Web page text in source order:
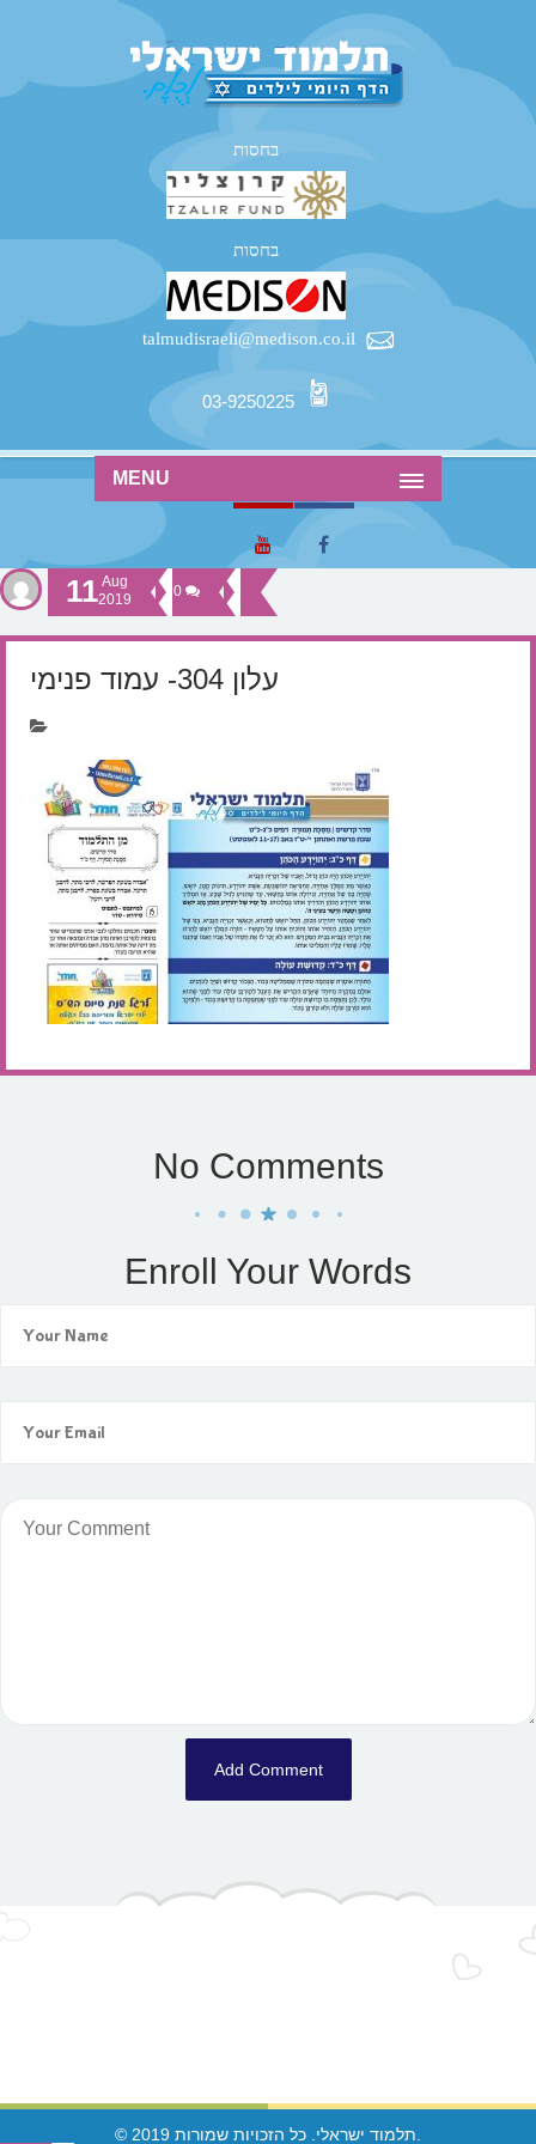
בחסות
בחסות
talmudisraeli@medison.co.il
03-9250225
MENU
11 Aug
2019
0
עלון 304- עמוד פנימי
No Comments
Enroll Your Words
© 2019 תלמוד ישראלי. כל הזכויות שמורות.